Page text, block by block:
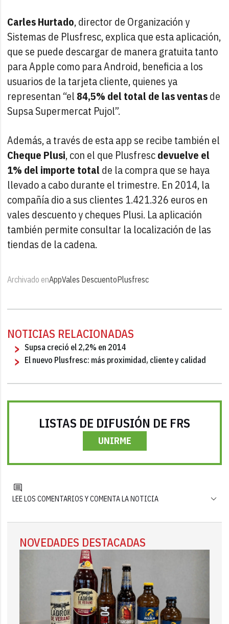
Carles Hurtado, director de Organización y
Sistemas de Plusfresc, explica que esta aplicación,
que se puede descargar de manera gratuita tanto
para Apple como para Android, beneficia a los
usuarios de la tarjeta cliente, quienes ya
representan “el 84,5% del total de las ventasde
Supsa Supermercat Pujol”.
Además, a través de esta app se recibe también el
Cheque Plusi, con el que Plusfrescdevuelve el
1% del importe totalde la compra que se haya
llevado a cabo durante el trimestre. En 2014, la
compañía dio a sus clientes 1.421.326 euros en
vales descuento y cheques Plusi. La aplicación
también permite consultar la localización de las
tiendas de la cadena.
Archivado enAppVales DescuentoPlusfresc
NOTICIAS RELACIONADAS
Supsa creció el 2,2% en 2014
El nuevo Plusfresc: más proximidad, cliente y calidad
LISTAS DE DIFUSIÓN DE FRS
UNIRME
LEE LOS COMENTARIOS Y COMENTA LA NOTICIA
NOVEDADES DESTACADAS